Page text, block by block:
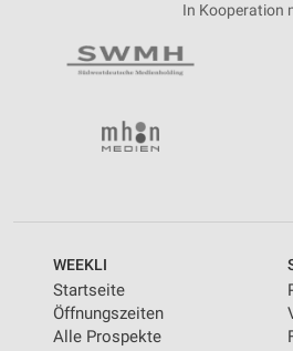
In Kooperation
WEEKLI
Startseite
Öffnungszeiten
Alle Prospekte